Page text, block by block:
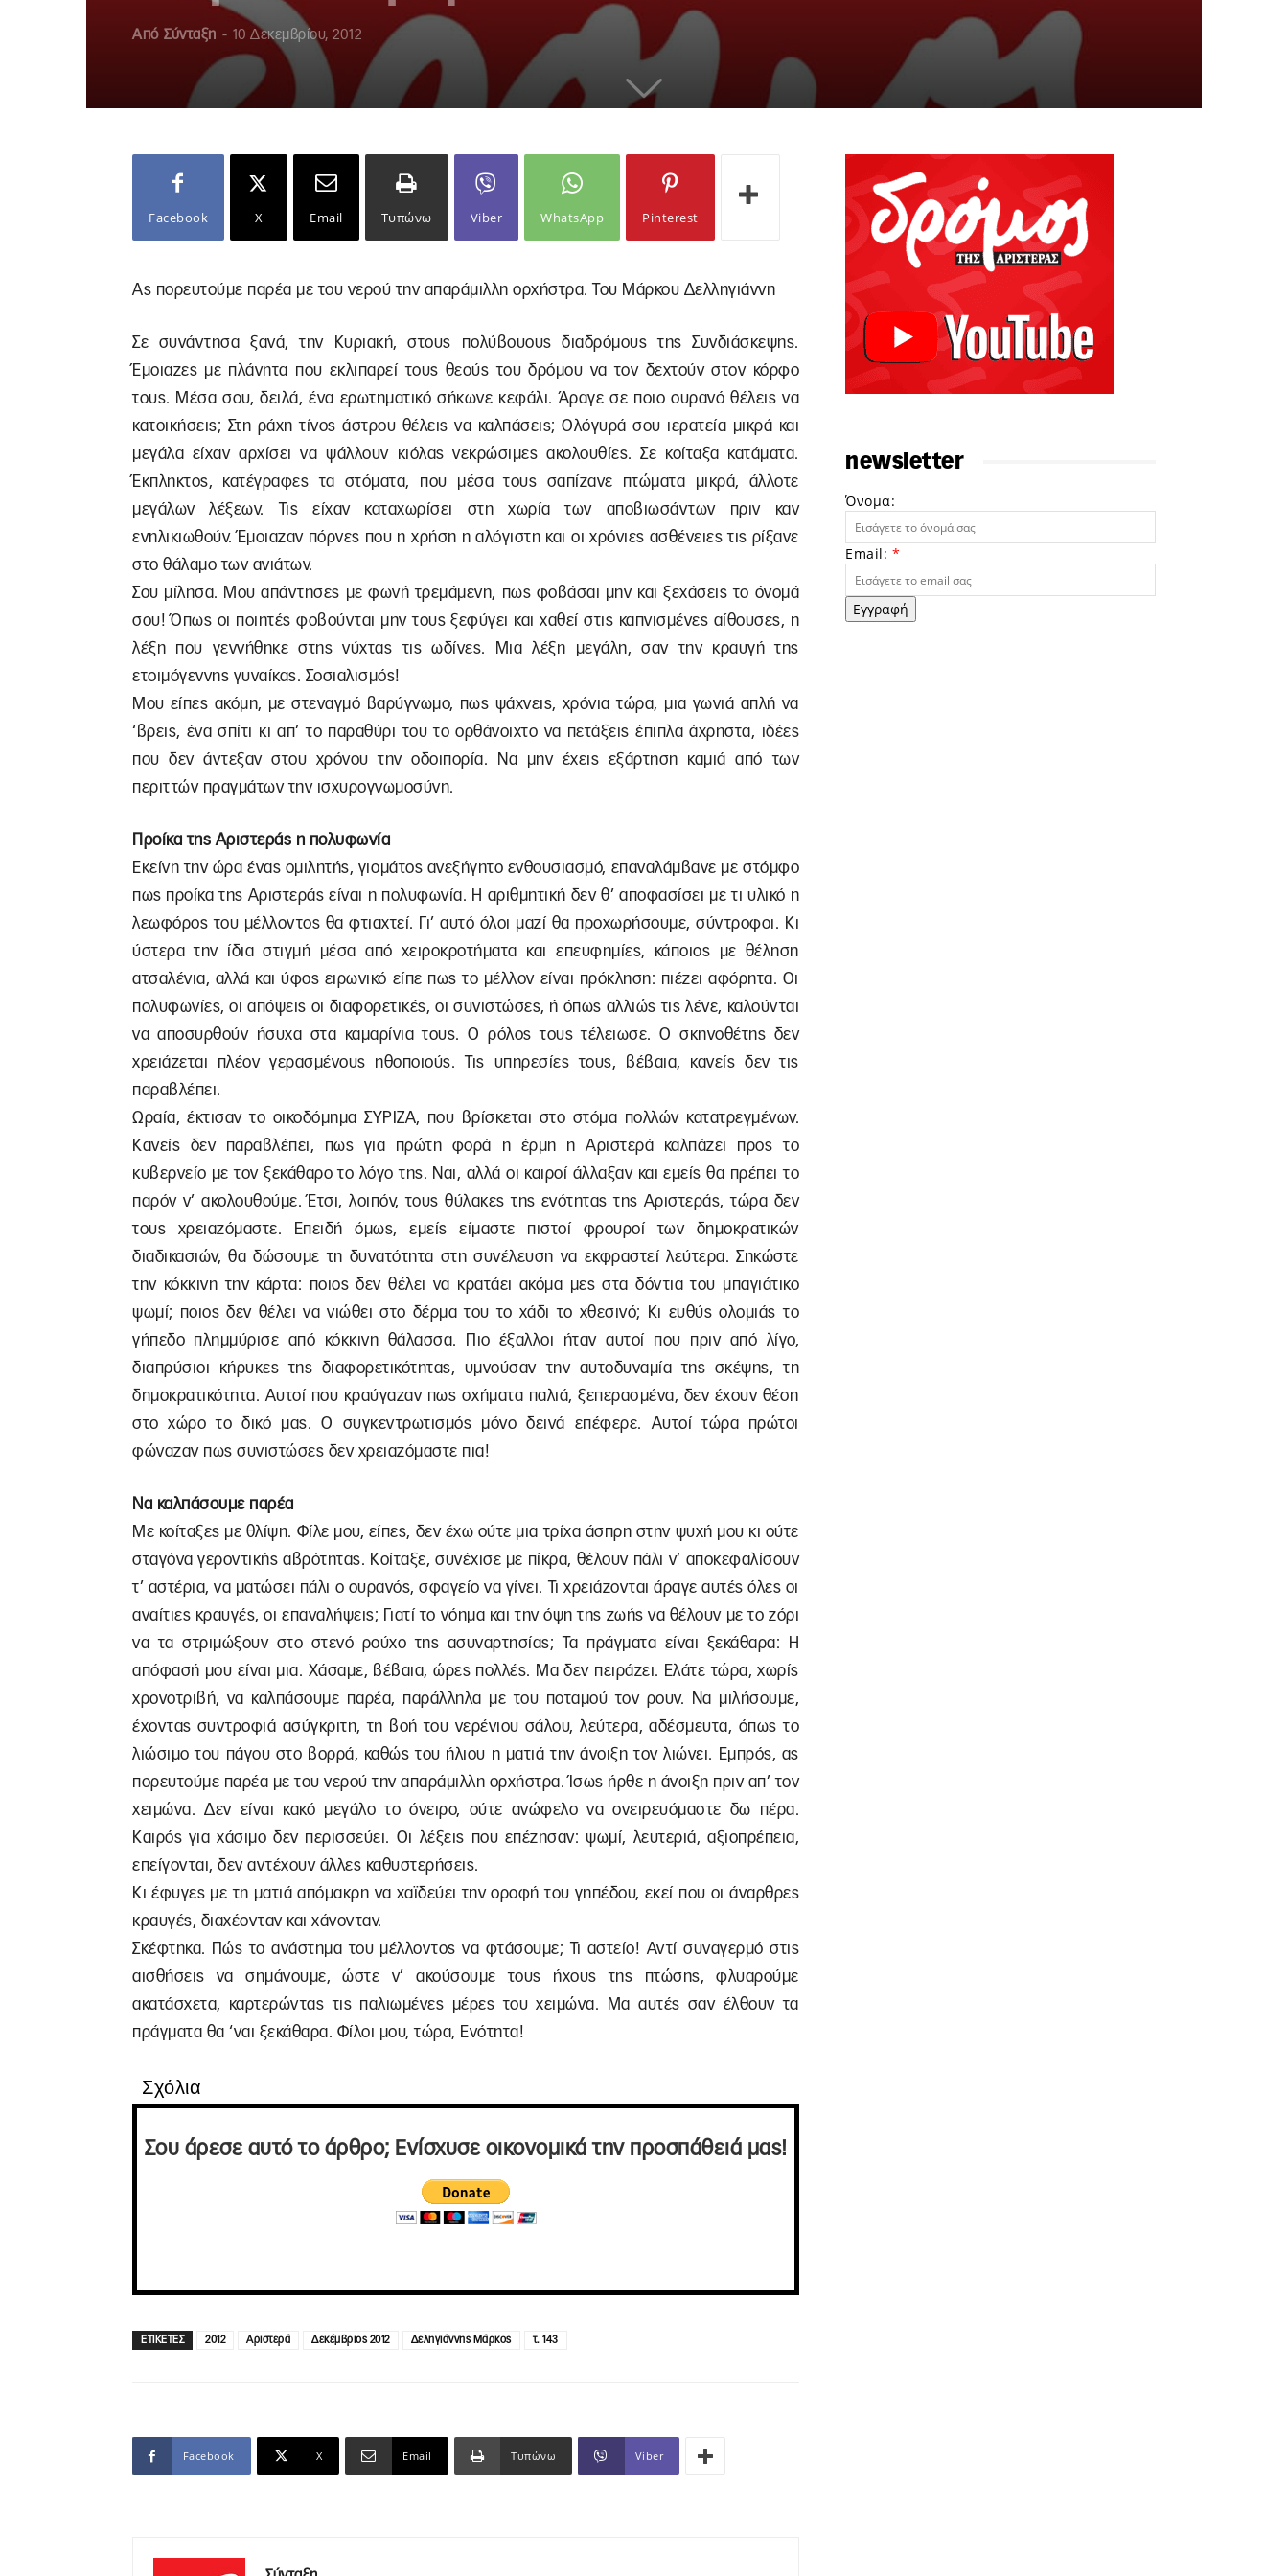
Από Σύνταξη - 10 Δεκεμβρίου, 2012
Facebook X Email Τυπώνω Viber WhatsApp Pinterest
Ας πορευτούμε παρέα με του νερού την απαράμιλλη ορχήστρα. Του Μάρκου Δελληγιάννη
Σε συνάντησα ξανά, την Κυριακή, στους πολύβουους διαδρόμους της Συνδιάσκεψης.
Έμοιαζες με πλάνητα που εκλιπαρεί τους θεούς του δρόμου να τον δεχτούν στον κόρφο
τους. Μέσα σου, δειλά, ένα ερωτηματικό σήκωνε κεφάλι. Άραγε σε ποιο ουρανό θέλεις να
κατοικήσεις; Στη ράχη τίνος άστρου θέλεις να καλπάσεις; Ολόγυρά σου ιερατεία μικρά και
μεγάλα είχαν αρχίσει να ψάλλουν κιόλας νεκρώσιμες ακολουθίες. Σε κοίταξα κατάματα.
Έκπληκτος, κατέγραφες τα στόματα, που μέσα τους σαπίζανε πτώματα μικρά, άλλοτε
μεγάλων λέξεων. Τις είχαν καταχωρίσει στη χωρία των αποβιωσάντων πριν καν
ενηλικιωθούν. Έμοιαζαν πόρνες που η χρήση η αλόγιστη και οι χρόνιες ασθένειες τις ρίξανε
στο θάλαμο των ανιάτων.
Σου μίλησα. Μου απάντησες με φωνή τρεμάμενη, πως φοβάσαι μην και ξεχάσεις το όνομά
σου! Όπως οι ποιητές φοβούνται μην τους ξεφύγει και χαθεί στις καπνισμένες αίθουσες, η
λέξη που γεννήθηκε στης νύχτας τις ωδίνες. Μια λέξη μεγάλη, σαν την κραυγή της
ετοιμόγεννης γυναίκας. Σοσιαλισμός!
Μου είπες ακόμη, με στεναγμό βαρύγνωμο, πως ψάχνεις, χρόνια τώρα, μια γωνιά απλή να
‘βρεις, ένα σπίτι κι απ’ το παραθύρι του το ορθάνοιχτο να πετάξεις έπιπλα άχρηστα, ιδέες
που δεν άντεξαν στου χρόνου την οδοιπορία. Να μην έχεις εξάρτηση καμιά από των
περιττών πραγμάτων την ισχυρογνωμοσύνη.
Προίκα της Αριστεράς η πολυφωνία
Εκείνη την ώρα ένας ομιλητής, γιομάτος ανεξήγητο ενθουσιασμό, επαναλάμβανε με στόμφο
πως προίκα της Αριστεράς είναι η πολυφωνία. Η αριθμητική δεν θ’ αποφασίσει με τι υλικό η
λεωφόρος του μέλλοντος θα φτιαχτεί. Γι’ αυτό όλοι μαζί θα προχωρήσουμε, σύντροφοι. Κι
ύστερα την ίδια στιγμή μέσα από χειροκροτήματα και επευφημίες, κάποιος με θέληση
ατσαλένια, αλλά και ύφος ειρωνικό είπε πως το μέλλον είναι πρόκληση: πιέζει αφόρητα. Οι
πολυφωνίες, οι απόψεις οι διαφορετικές, οι συνιστώσες, ή όπως αλλιώς τις λένε, καλούνται
να αποσυρθούν ήσυχα στα καμαρίνια τους. Ο ρόλος τους τέλειωσε. Ο σκηνοθέτης δεν
χρειάζεται πλέον γερασμένους ηθοποιούς. Τις υπηρεσίες τους, βέβαια, κανείς δεν τις
παραβλέπει.
Ωραία, έκτισαν το οικοδόμημα ΣΥΡΙΖΑ, που βρίσκεται στο στόμα πολλών κατατρεγμένων.
Κανείς δεν παραβλέπει, πως για πρώτη φορά η έρμη η Αριστερά καλπάζει προς το
κυβερνείο με τον ξεκάθαρο το λόγο της. Ναι, αλλά οι καιροί άλλαξαν και εμείς θα πρέπει το
παρόν ν’ ακολουθούμε. Έτσι, λοιπόν, τους θύλακες της ενότητας της Αριστεράς, τώρα δεν
τους χρειαζόμαστε. Επειδή όμως, εμείς είμαστε πιστοί φρουροί των δημοκρατικών
διαδικασιών, θα δώσουμε τη δυνατότητα στη συνέλευση να εκφραστεί λεύτερα. Σηκώστε
την κόκκινη την κάρτα: ποιος δεν θέλει να κρατάει ακόμα μες στα δόντια του μπαγιάτικο
ψωμί; ποιος δεν θέλει να νιώθει στο δέρμα του το χάδι το χθεσινό; Κι ευθύς ολομιάς το
γήπεδο πλημμύρισε από κόκκινη θάλασσα. Πιο έξαλλοι ήταν αυτοί που πριν από λίγο,
διαπρύσιοι κήρυκες της διαφορετικότητας, υμνούσαν την αυτοδυναμία της σκέψης, τη
δημοκρατικότητα. Αυτοί που κραύγαζαν πως σχήματα παλιά, ξεπερασμένα, δεν έχουν θέση
στο χώρο το δικό μας. Ο συγκεντρωτισμός μόνο δεινά επέφερε. Αυτοί τώρα πρώτοι
φώναζαν πως συνιστώσες δεν χρειαζόμαστε πια!
Να καλπάσουμε παρέα
Με κοίταξες με θλίψη. Φίλε μου, είπες, δεν έχω ούτε μια τρίχα άσπρη στην ψυχή μου κι ούτε
σταγόνα γεροντικής αβρότητας. Κοίταξε, συνέχισε με πίκρα, θέλουν πάλι ν’ αποκεφαλίσουν
τ’ αστέρια, να ματώσει πάλι ο ουρανός, σφαγείο να γίνει. Τι χρειάζονται άραγε αυτές όλες οι
αναίτιες κραυγές, οι επαναλήψεις; Γιατί το νόημα και την όψη της ζωής να θέλουν με το ζόρι
να τα στριμώξουν στο στενό ρούχο της ασυναρτησίας; Τα πράγματα είναι ξεκάθαρα: Η
απόφασή μου είναι μια. Χάσαμε, βέβαια, ώρες πολλές. Μα δεν πειράζει. Ελάτε τώρα, χωρίς
χρονοτριβή, να καλπάσουμε παρέα, παράλληλα με του ποταμού τον ρουν. Να μιλήσουμε,
έχοντας συντροφιά ασύγκριτη, τη βοή του νερένιου σάλου, λεύτερα, αδέσμευτα, όπως το
λιώσιμο του πάγου στο βορρά, καθώς του ήλιου η ματιά την άνοιξη τον λιώνει. Εμπρός, ας
πορευτούμε παρέα με του νερού την απαράμιλλη ορχήστρα. Ίσως ήρθε η άνοιξη πριν απ’ τον
χειμώνα. Δεν είναι κακό μεγάλο το όνειρο, ούτε ανώφελο να ονειρευόμαστε δω πέρα.
Καιρός για χάσιμο δεν περισσεύει. Οι λέξεις που επέζησαν: ψωμί, λευτεριά, αξιοπρέπεια,
επείγονται, δεν αντέχουν άλλες καθυστερήσεις.
Κι έφυγες με τη ματιά απόμακρη να χαϊδεύει την οροφή του γηπέδου, εκεί που οι άναρθρες
κραυγές, διαχέονταν και χάνονταν.
Σκέφτηκα. Πώς το ανάστημα του μέλλοντος να φτάσουμε; Τι αστείο! Αντί συναγερμό στις
αισθήσεις να σημάνουμε, ώστε ν’ ακούσουμε τους ήχους της πτώσης, φλυαρούμε
ακατάσχετα, καρτερώντας τις παλιωμένες μέρες του χειμώνα. Μα αυτές σαν έλθουν τα
πράγματα θα ‘ναι ξεκάθαρα. Φίλοι μου, τώρα, Ενότητα!
Σχόλια
Σου άρεσε αυτό το άρθρο; Ενίσχυσε οικονομικά την προσπάθειά μας!
ΕΤΙΚΕΤΕΣ 2012 Αριστερά Δεκέμβριος 2012 Δεληγιάννης Μάρκος τ. 143
Facebook X Email Τυπώνω Viber
newsletter
Όνομα:
Email: *
Εγγραφή